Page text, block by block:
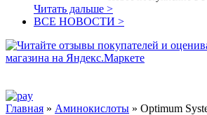
Читать дальше >
ВСЕ НОВОСТИ >
Главная » Аминокислоты » Optimum